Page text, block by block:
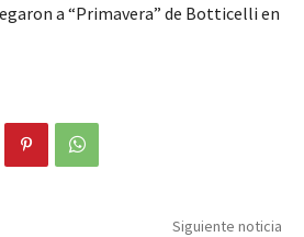
a “Primavera” de Botticelli en
Siguiente noticia